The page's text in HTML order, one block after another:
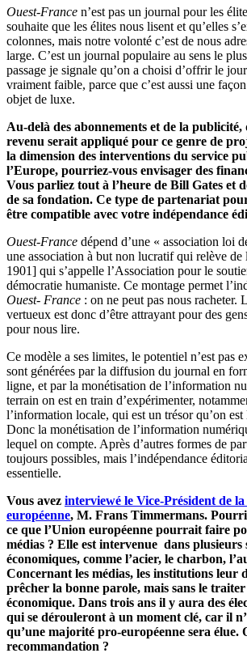
Ouest-France n’est pas un journal pour les
souhaite que les élites nous lisent et qu’elles
colonnes, mais notre volonté c’est de nous
large. C’est un journal populaire au sens le
passage je signale qu’on a choisi d’offrir le
vraiment faible, parce que c’est aussi une
objet de luxe.
Au-delà des abonnements et de la publicité,
revenu serait appliqué pour ce genre de
la dimension des interventions du service
l’Europe, pourriez-vous envisager des
Vous parliez tout à l’heure de Bill Gates et
de sa fondation. Ce type de partenariat
être compatible avec votre indépendance
Ouest-France dépend d’une « association loi
une association à but non lucratif qui relève
1901] qui s’appelle l’Association pour le
démocratie humaniste. Ce montage permet
Ouest- France : on ne peut pas nous racheter.
vertueux est donc d’être attrayant pour des
pour nous lire.
Ce modèle a ses limites, le potentiel n’est pas
sont générées par la diffusion du journal en
ligne, et par la monétisation de l’information
terrain on est en train d’expérimenter,
l’information locale, qui est un trésor qu’on est
Donc la monétisation de l’information
lequel on compte. Après d’autres formes de
toujours possibles, mais l’indépendance
essentielle.
Vous avez interviewé le Vice-Président de
européenne, M. Frans Timmermans.
ce que l’Union européenne pourrait faire
médias ? Elle est intervenue dans plusieurs
économiques, comme l’acier, le charbon,
Concernant les médias, les institutions leur
prêcher la bonne parole, mais sans le
économique. Dans trois ans il y aura des
qui se dérouleront à un moment clé, car il
qu’une majorité pro-européenne sera élue.
recommandation ?